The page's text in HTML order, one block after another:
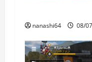
nanashi64 08/